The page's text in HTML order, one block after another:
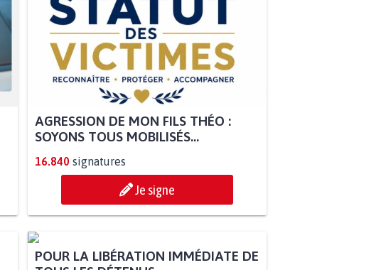
AGRESSION DE MON FILS THÉO :
SOYONS TOUS MOBILISÉS...
16.840 signatures
Je signe
POUR LA LIBÉRATION IMMÉDIATE DE